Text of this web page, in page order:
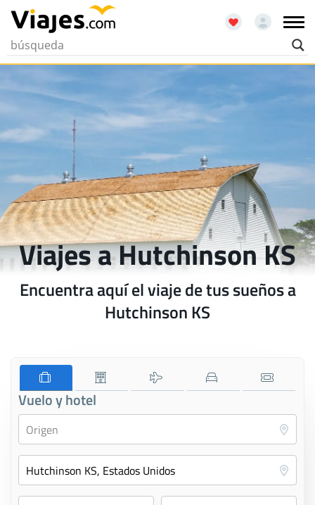
Viajes a Hutchinson KS
Encuentra aquí el viaje de tus sueños a
Hutchinson KS
Vuelo y hotel